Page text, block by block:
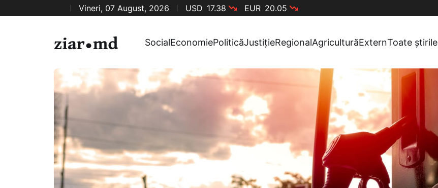
Vineri, 07 August, 2026 USD 17.38 EUR 20.05
SocialEconomiePoliticăJustițieRegionalAgriculturăExternToate știrile